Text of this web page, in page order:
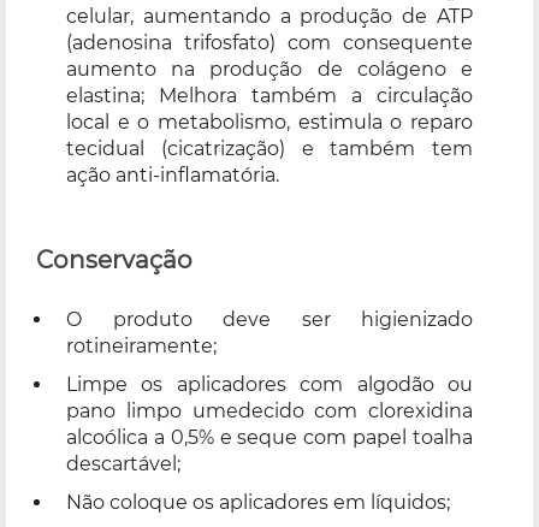
celular, aumentando a produção de ATP
(adenosina trifosfato) com consequente
aumento na produção de colágeno e
elastina; Melhora também a circulação
local e o metabolismo, estimula o reparo
tecidual (cicatrização) e também tem
ação anti-inflamatória.
Conservação
O produto deve ser higienizado
rotineiramente;
Limpe os aplicadores com algodão ou
pano limpo umedecido com clorexidina
alcoólica a 0,5% e seque com papel toalha
descartável;
Não coloque os aplicadores em líquidos;